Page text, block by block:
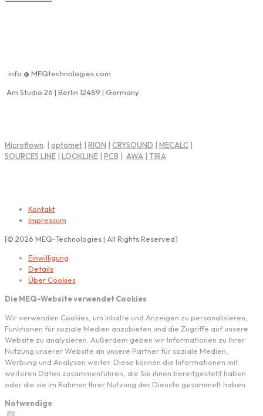
info @ MEQtechnologies.com
Am Studio 26 | Berlin 12489 | Germany
Microflown optomet RION CRYSOUND MECALC
SOURCES LINE
LOOKLINE PCB AWA TIRA
Kontakt
Impressum
[© 2026 MEQ-Technologies | All Rights Reserved]
Einwilligung
Details
Über Cookies
Die MEQ-Website verwendet Cookies
Wir verwenden Cookies, um Inhalte und Anzeigen zu personalisieren,
Funktionen für soziale Medien anzubieten und die Zugriffe auf unsere
Website zu analysieren. Außerdem geben wir Informationen zu Ihrer
Nutzung unserer Website an unsere Partner für soziale Medien,
Werbung und Analysen weiter. Diese können die Informationen mit
weiteren Daten zusammenführen, die Sie ihnen bereitgestellt haben
oder die sie im Rahmen Ihrer Nutzung der Dienste gesammelt haben.
Notwendige